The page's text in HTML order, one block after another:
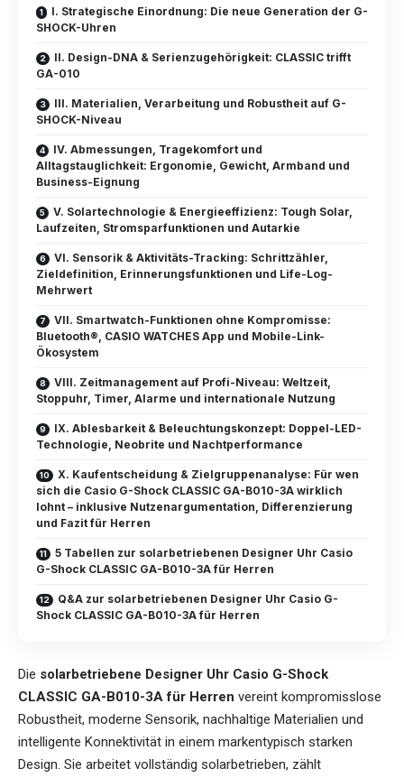
I. Strategische Einordnung: Die neue Generation der G-
SHOCK-Uhren
II. Design-DNA & Serienzugehörigkeit: CLASSIC trifft
GA-010
III. Materialien, Verarbeitung und Robustheit auf G-
SHOCK-Niveau
IV. Abmessungen, Tragekomfort und
Alltagstauglichkeit: Ergonomie, Gewicht, Armband und
Business-Eignung
V. Solartechnologie & Energieeffizienz: Tough Solar,
Laufzeiten, Stromsparfunktionen und Autarkie
VI. Sensorik & Aktivitäts-Tracking: Schrittzähler,
Zieldefinition, Erinnerungsfunktionen und Life-Log-
Mehrwert
VII. Smartwatch-Funktionen ohne Kompromisse:
Bluetooth®, CASIO WATCHES App und Mobile-Link-
Ökosystem
VIII. Zeitmanagement auf Profi-Niveau: Weltzeit,
Stoppuhr, Timer, Alarme und internationale Nutzung
IX. Ablesbarkeit & Beleuchtungskonzept: Doppel-LED-
Technologie, Neobrite und Nachtperformance
X. Kaufentscheidung & Zielgruppenanalyse: Für wen
sich die Casio G-Shock CLASSIC GA-B010-3A wirklich
lohnt – inklusive Nutzenargumentation, Differenzierung
und Fazit für Herren
5 Tabellen zur solarbetriebenen Designer Uhr Casio
G-Shock CLASSIC GA-B010-3A für Herren
Q&A zur solarbetriebenen Designer Uhr Casio G-
Shock CLASSIC GA-B010-3A für Herren
Die solarbetriebene Designer Uhr Casio G-Shock
CLASSIC GA-B010-3A für Herren vereint kompromisslose
Robustheit, moderne Sensorik, nachhaltige Materialien und
intelligente Konnektivität in einem markentypisch starken
Design. Sie arbeitet vollständig solarbetrieben, zählt